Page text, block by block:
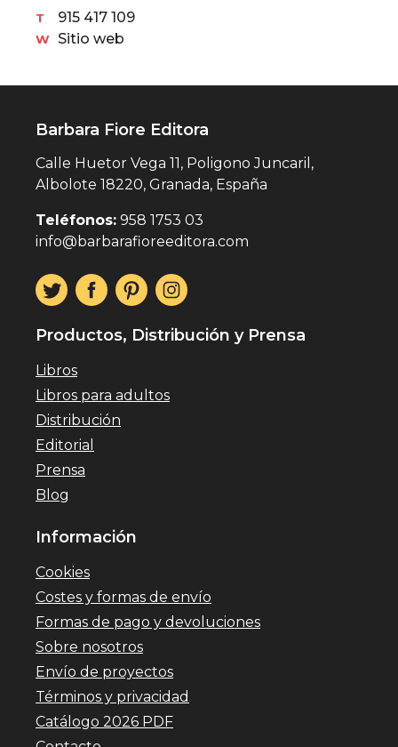
T 915 417 109
W Sitio web
Barbara Fiore Editora
Calle Huetor Vega 11, Poligono Juncaril,
Albolote 18220, Granada, España
Teléfonos: 958 1753 03
info@barbarafioreeditora.com
Productos, Distribución y Prensa
Libros
Libros para adultos
Distribución
Editorial
Prensa
Blog
Información
Cookies
Costes y formas de envío
Formas de pago y devoluciones
Sobre nosotros
Envío de proyectos
Términos y privacidad
Catálogo 2026 PDF